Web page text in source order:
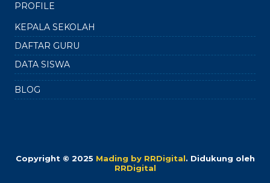
PROFILE
KEPALA SEKOLAH
DAFTAR GURU
DATA SISWA
BLOG
Copyright © 2025 Mading by RRDigital. Didukung oleh
RRDigital